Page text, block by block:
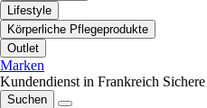
Lifestyle
Körperliche Pflegeprodukte
Outlet
Marken
Kundendienst in Frankreich
Suchen